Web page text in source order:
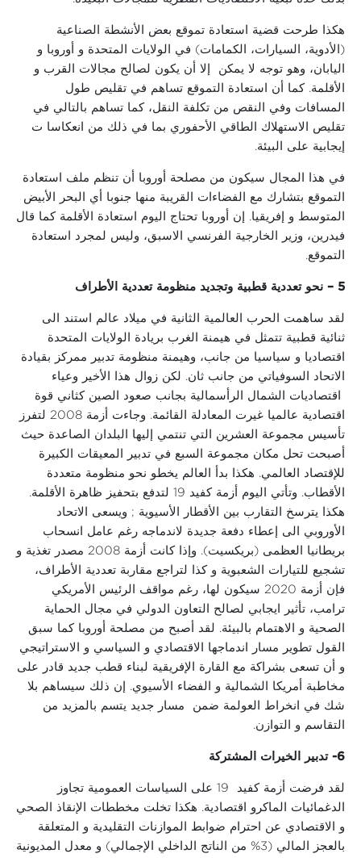
هكذا طرحت قضية استعادة تموقع بعض الأنشطة الصناعية
(الأدوية، السيارات، الكمامات) في الولايات المتحدة و أوروبا و
اليابان، وهو توجه لا يمكن إلا أن يكون لصالح مجالات القرب و
الأقلمة. كما أن استعادة التموقع تساهم في تقليص طول
المسافات وفي النقص من تكلفة النقل، كما تساهم بالتالي في
تقليص الاستهلاك الطاقي الأحفوري بما في ذلك من انعكاسا ت
إيجابية على البيئة.
في هذا المجال سيكون من مصلحة أوروبا أن تنظم ملف استعادة
التموقع بتشارك مع الفضاءات القريبة منها جنوبا أي البحر الأبيض
المتوسط و إفريقيا. إن أوروبا تحتاج اليوم استعادة الأقلمة كما قال
فيدرين، وزير الخارجية الفرنسي الاسبق، وليس لمجرد استعادة
التموقع.
5 – نحو تعددية قطبية وتجديد منظومة تعددية الأطراف
لقد ساهمت الحرب العالمية الثانية في ميلاد عالم استند الى
ثنائية قطبية تتمثل في هيمنة الغرب بريادة الولايات المتحدة
اقتصاديا و سياسيا من جانب، وهيمنة منظومة تدبير ممركز بقيادة
الاتحاد السوفياتي من جانب ثان. لكن زوال هذا الأخير وعياء
اقتصاديات الشمال الرأسمالية بجانب صعود الصين كثاني قوة
اقتصادية عالميا غيرت المعادلة القائمة. وجاءت أزمة 2008 لتفرز
تأسيس مجموعة العشرين التي تنتمي إليها البلدان الصاعدة حيث
أصبحت تحل مكان مجموعة السبع في تدبير المعيقات الكبيرة
للإقتصاد العالمي. هكذا بدأ العالم يخطو نحو منظومة متعددة
الأقطاب. وتأتي اليوم أزمة كفيد 19 لتدفع بتحفيز ظاهرة الأقلمة.
هكذا يترسخ التقارب بين الأقطار الأسيوية ; ويسعى الاتحاد
الأوروبي الى إعطاء دفعة جديدة لاندماجه رغم عامل انسحاب
بريطانيا العظمى (بريكسيت). وإذا كانت أزمة 2008 مصدر تغذية و
تشجيع للتيارات الشعبوية و كذا لتراجع مقاربة تعددية الأطراف،
فإن أزمة 2020 سيكون لها، رغم مواقف الرئيس الأمريكي
ترامب، تأثير ايجابي لصالح التعاون الدولي في مجال الحماية
الصحية و الاهتمام بالبيئة. لقد أصبح من مصلحة أوروبا كما سبق
القول تطوير مسار اندماجها الاقتصادي و السياسي و الاستراتيجي
و أن تسعى بشراكة مع القارة الإفريقية لبناء قطب جديد قادر على
مخاطبة أمريكا الشمالية و الفضاء الأسيوي. إن ذلك سيساهم بلا
شك في انخراط العولمة ضمن مسار جديد يتسم بالمزيد من
التقاسم و التوازن.
6- تدبير الخيرات المشتركة
لقد فرضت أزمة كفيد 19 على السياسات العمومية تجاوز
الدغمائيات الماكرو اقتصادية. هكذا تخلت مخططات الإنقاذ الصحي
و الاقتصادي عن احترام ضوابط الموازنات التقليدية و المتعلقة
بالعجز المالي (3% من الناتج الداخلي الإجمالي) و معدل المديونية